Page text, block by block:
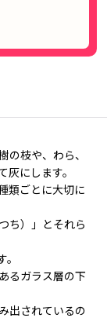
の枝や、わら、
灰にします。
類ごとに大切に
ち）」とそれら
るガラス層の下
出されているの